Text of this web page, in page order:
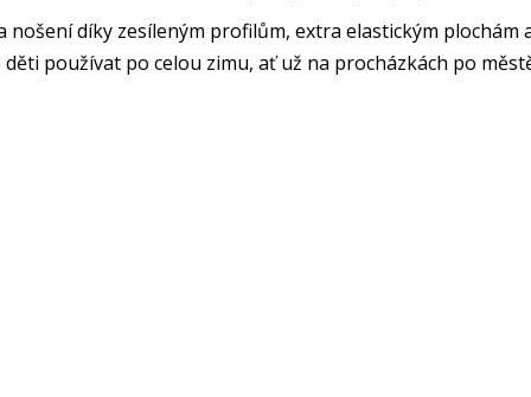
díky zesíleným profilům, extra elastickým plochám
používat po celou zimu, ať už na procházkách po